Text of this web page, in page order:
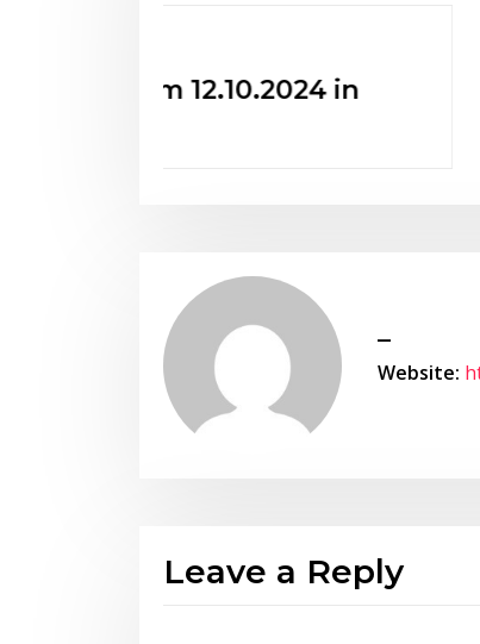
Website:
Leave a Reply